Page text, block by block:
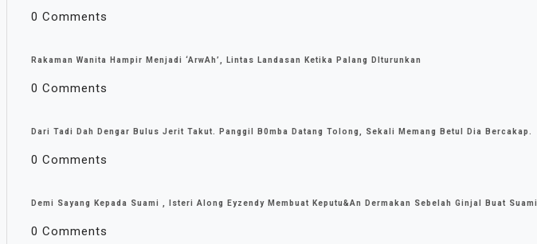
0 Comments
Rakaman Wanita Hampir Menjadi ‘ArwAh’, Lintas Landasan Ketika Palang DIturunkan
0 Comments
Dari Tadi Dah Dengar Bulus Jerit Takut. Panggil B0mba Datang Tolong, Sekali Memang Betul Dia Bercakap.
0 Comments
Demi Sayang Kepada Suami , Isteri Along Eyzendy Membuat Keputu&an Dermakan Sebelah Ginjal Buat Suami
0 Comments